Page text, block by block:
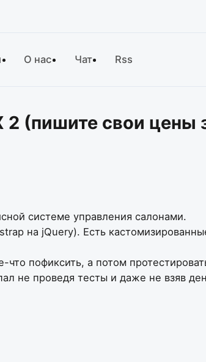
О нас Чат Rss
(пишите свои цены
системе управления салонами.
на jQuery). Есть
пофиксить, а потом
не проведя тесты и даже не взяв